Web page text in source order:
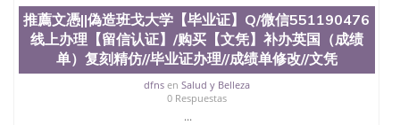
551190476 网上买文凭可靠吗QQ微信551190476买国
外文凭质量QQ微信551190476国外本科毕业证怎么办
理QQ微信551190476国外大学文凭真制作QQ微信
551190476办国外文凭可找工作QQ微信551190476国
外大学有毕业证QQ微信551190476办理国外毕业证价
格QQ微信551190476国外编号查询QQ微信551190476
办理国外文凭要交定金吗QQ微信551190476办国外可
推薦文憑||偽造班戈大学【毕业证】Q/微信551190476
线上办理【留信认证】/购买【文凭】补办英国（成绩
单）复刻精仿//毕业证办理//成绩单修改//文凭
dfnsen Salud y Belleza
0 Respuestas
...